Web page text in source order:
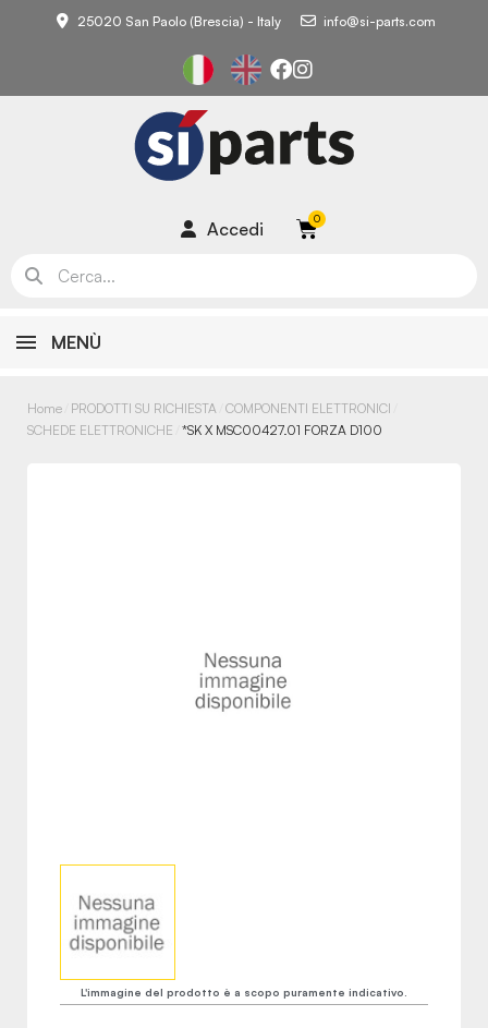
25020 San Paolo (Brescia) - Italy info@si-parts.com
Accedi
MENÙ
Home PRODOTTI SU RICHIESTA COMPONENTI ELETTRONICI
SCHEDE ELETTRONICHE *SK X MSC00427.01 FORZA D100
L'immagine del prodotto è a scopo puramente indicativo.